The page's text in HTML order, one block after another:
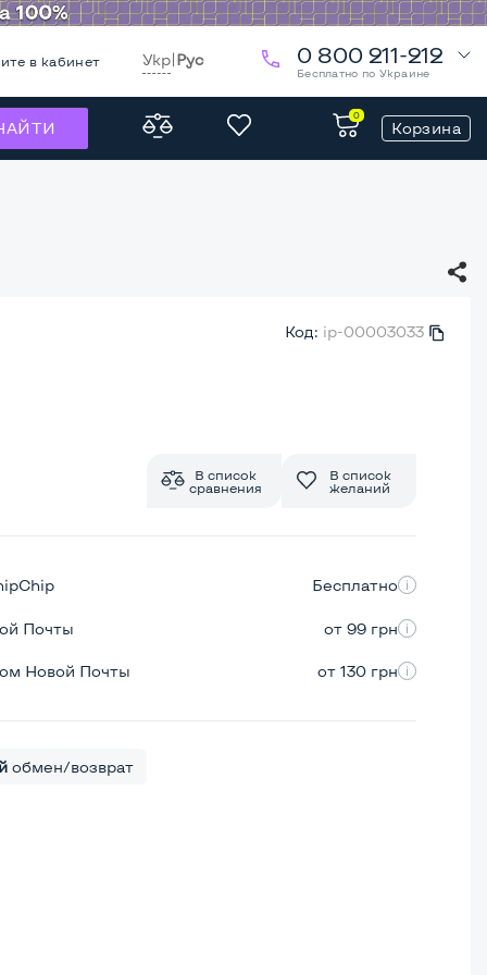
в кабинет Укр|Рус 0 800 211-212
Бесплатно по Украине
0
Корзина
Код: ip-00003033
В список
сравнения
В список
желаний
Бесплатно
Почты от 99 грн
Новой Почты от 130 грн
обмен/возврат